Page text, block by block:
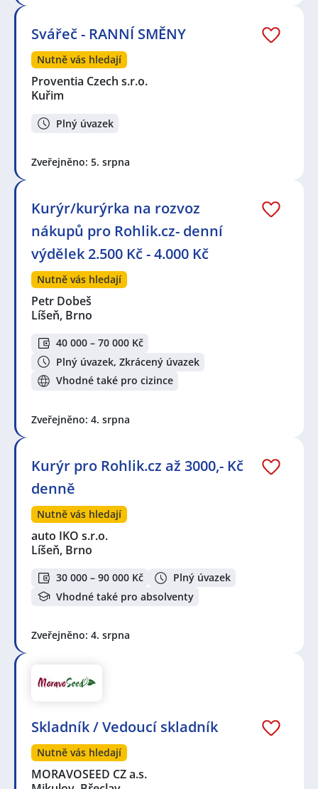
Svářeč - RANNÍ SMĚNY
Nutně vás hledají
Proventia Czech s.r.o.
Kuřim
Plný úvazek
Zveřejněno: 5. srpna
Kurýr/kurýrka na rozvoz
nákupů pro Rohlik.cz- denní
výdělek 2.500 Kč - 4.000 Kč
Nutně vás hledají
Petr Dobeš
Líšeň, Brno
40 000 – 70 000 Kč
Plný úvazek, Zkrácený úvazek
Vhodné také pro cizince
Zveřejněno: 4. srpna
Kurýr pro Rohlik.cz až 3000,- Kč
denně
Nutně vás hledají
auto IKO s.r.o.
Líšeň, Brno
30 000 – 90 000 Kč
Plný úvazek
Vhodné také pro absolventy
Zveřejněno: 4. srpna
Skladník / Vedoucí skladník
Nutně vás hledají
MORAVOSEED CZ a.s.